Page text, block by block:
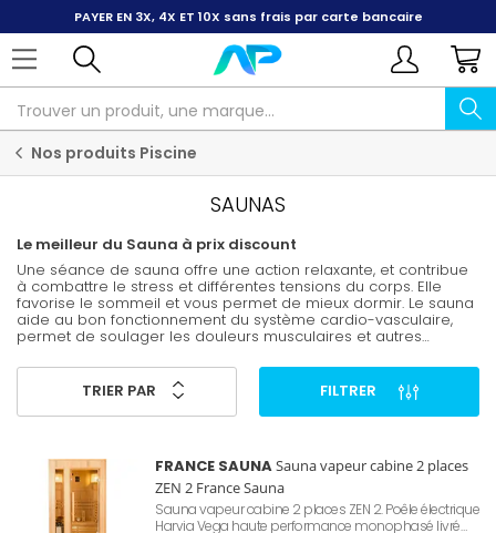
PAYER EN 3X, 4X ET 10X sans frais par carte bancaire
Nos produits Piscine
SAUNAS
Le meilleur du Sauna à prix discount
Une séance de sauna offre une action relaxante, et contribue
à combattre le stress et différentes tensions du corps. Elle
favorise le sommeil et vous permet de mieux dormir. Le sauna
aide au bon fonctionnement du système cardio-vasculaire,
permet de soulager les douleurs musculaires et autres
marques telles que Harvia, France Sauna, Karibu ou encore
Holl's offrent une qualité remarquable à des prix attractifs.
Découvrez nos nombreux saunas à vapeur ou infrarouge pas
chers, faciles à installer et à utiliser ainsi que de nombreux
TRIER PAR FILTRER
FRANCE SAUNASauna vapeur cabine 2 places
ZEN 2 France Sauna
Sauna vapeur cabine 2 places ZEN 2. Poêle électrique
Harvia Vega haute performance monophasé livré